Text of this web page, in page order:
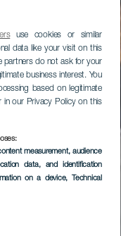
use cookies or similar
data like your visit on this
partners do not ask for your
business interest. You
based on legitimate
in our Privacy Policy on this
measurement, audience
data, and identification
on a device, Technical